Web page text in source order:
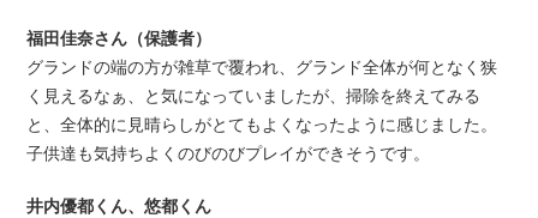
福田佳奈さん（保護者）
グランドの端の方が雑草で覆われ、グランド全体が何となく狭
く見えるなぁ、と気になっていましたが、掃除を終えてみる
と、全体的に見晴らしがとてもよくなったように感じました。
子供達も気持ちよくのびのびプレイができそうです。
井内優都くん、悠都くん